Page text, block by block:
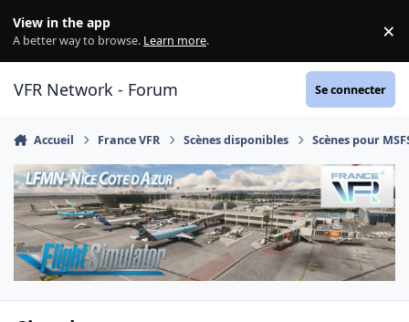
View in the app
A better way to browse. Learn more. ×
VFR Network - Forum Se connecter
Accueil France VFR Scènes disponibles Scènes pour